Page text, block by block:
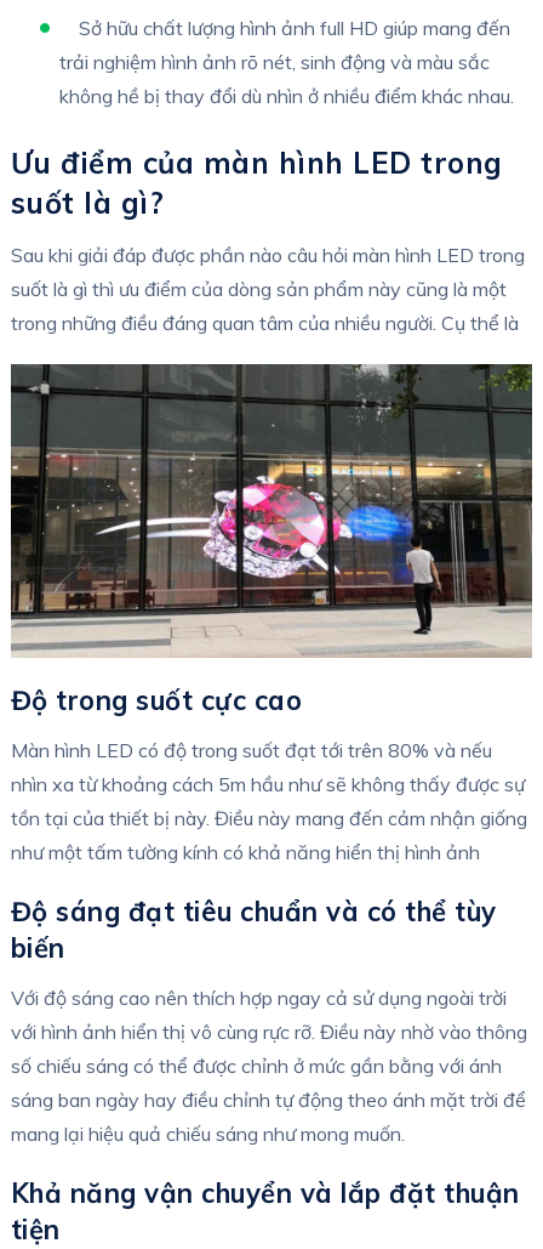
Sở hữu chất lượng hình ảnh full HD giúp mang đến
trải nghiệm hình ảnh rõ nét, sinh động và màu sắc
không hề bị thay đổi dù nhìn ở nhiều điểm khác nhau.
Ưu điểm của màn hình LED trong
suốt là gì?
Sau khi giải đáp được phần nào câu hỏi màn hình LED trong
suốt là gì thì ưu điểm của dòng sản phẩm này cũng là một
trong những điều đáng quan tâm của nhiều người. Cụ thể là
Độ trong suốt cực cao
Màn hình LED có độ trong suốt đạt tới trên 80% và nếu
nhìn xa từ khoảng cách 5m hầu như sẽ không thấy được sự
tồn tại của thiết bị này. Điều này mang đến cảm nhận giống
như một tấm tường kính có khả năng hiển thị hình ảnh
Độ sáng đạt tiêu chuẩn và có thể tùy
biến
Với độ sáng cao nên thích hợp ngay cả sử dụng ngoài trời
với hình ảnh hiển thị vô cùng rực rỡ. Điều này nhờ vào thông
số chiếu sáng có thể được chỉnh ở mức gần bằng với ánh
sáng ban ngày hay điều chỉnh tự động theo ánh mặt trời để
mang lại hiệu quả chiếu sáng như mong muốn.
Khả năng vận chuyển và lắp đặt thuận
tiện